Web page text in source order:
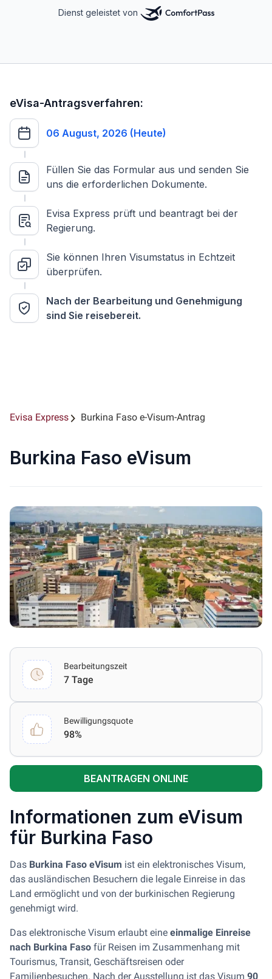
Dienst geleistet von
eVisa-Antragsverfahren:
06 August, 2026 (Heute)
Füllen Sie das Formular aus und senden Sie
uns die erforderlichen Dokumente.
Evisa Express prüft und beantragt bei der
Regierung.
Sie können Ihren Visumstatus in Echtzeit
überprüfen.
Nach der Bearbeitung und Genehmigung
sind Sie reisebereit.
Evisa Express Burkina Faso e-Visum-Antrag
Burkina Faso eVisum
Bearbeitungszeit
7 Tage
Bewilligungsquote
98%
BEANTRAGEN ONLINE
Informationen zum eVisum
für Burkina Faso
Das Burkina Faso eVisum ist ein elektronisches Visum,
das ausländischen Besuchern die legale Einreise in das
Land ermöglicht und von der burkinischen Regierung
genehmigt wird.
Das elektronische Visum erlaubt eine einmalige Einreise
nach Burkina Faso für Reisen im Zusammenhang mit
Tourismus, Transit, Geschäftsreisen oder
Familienbesuchen. Nach der Ausstellung ist das Visum 90